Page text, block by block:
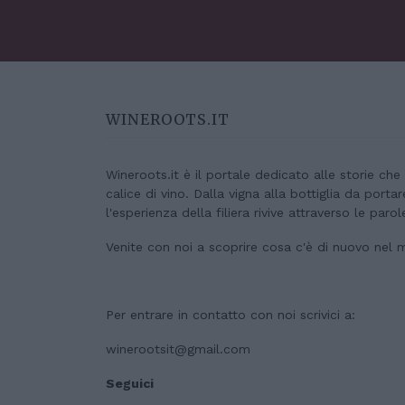
WINEROOTS.IT
Wineroots.it è il portale dedicato alle storie
calice di vino. Dalla vigna alla bottiglia da
l'esperienza della filiera rivive attraverso le
Venite con noi a scoprire cosa c'è di nuovo nel
Per entrare in contatto con noi scrivici a:
winerootsit@gmail.com
Seguici